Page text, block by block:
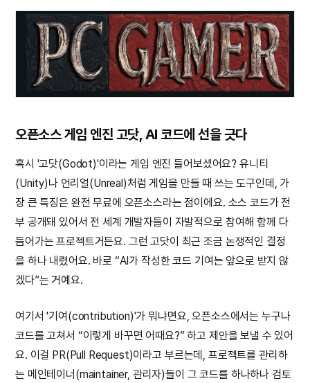
오픈소스 게임 엔진 고닷, AI 코드에 선을 긋다
혹시 '고닷(Godot)'이라는 게임 엔진 들어보셨어요? 유니티
(Unity)나 언리얼(Unreal)처럼 게임을 만들 때 쓰는 도구인데, 가
장 큰 특징은 완전 무료에 오픈소스라는 점이에요. 소스 코드가 전
부 공개돼 있어서 전 세계 개발자들이 자발적으로 참여해 함께 다
듬어가는 프로젝트거든요. 그런 고닷이 최근 조금 논쟁적인 결정
을 하나 내렸어요. 바로 “AI가 작성한 코드 기여는 앞으로 받지 않
겠다”는 거예요.
여기서 '기여(contribution)'가 뭐냐면요, 오픈소스에서는 누구나
코드를 고쳐서 “이렇게 바꾸면 어때요?” 하고 제안을 보낼 수 있어
요. 이걸 PR(Pull Request)이라고 부르는데, 프로젝트를 관리하
는 메인테이너(maintainer, 관리자)들이 그 코드를 하나하나 검토